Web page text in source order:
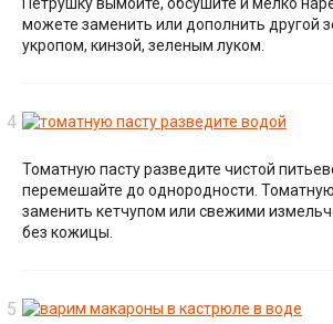
можете заменить или дополнить другой
укропом, кинзой, зеленым луком.
Томатную пасту разведите чистой
перемешайте до однородности.
заменить кетчупом или свежими
без кожицы.